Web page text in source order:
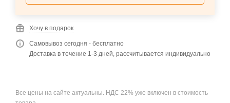
Хочу в подарок
Самовывоз сегодня - бесплатно
Доставка в течение 1-3 дней, рассчитывается индивидуально
Все цены на сайте актуальны. НДС 22% уже включен в стоимость